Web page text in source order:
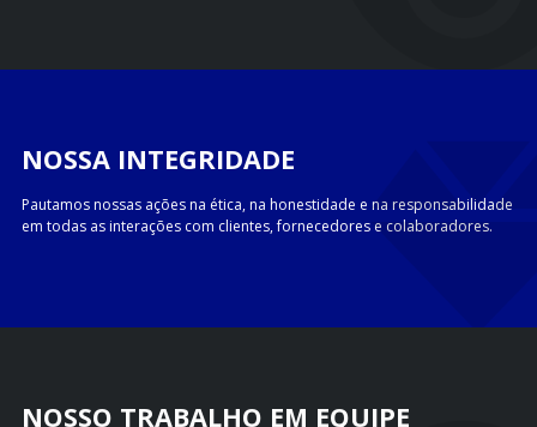
NOSSA INTEGRIDADE
Pautamos nossas ações na ética, na honestidade e na responsabilidade
em todas as interações com clientes, fornecedores e colaboradores.
NOSSO TRABALHO EM EQUIPE